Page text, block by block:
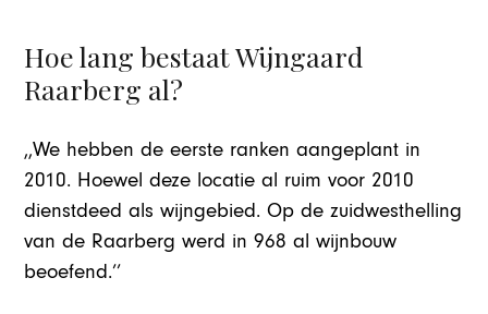
Hoe lang bestaat Wijngaard
Raarberg al?
,,We hebben de eerste ranken aangeplant in
2010. Hoewel deze locatie al ruim voor 2010
dienstdeed als wijngebied. Op de zuidwesthelling
van de Raarberg werd in 968 al wijnbouw
beoefend.’’